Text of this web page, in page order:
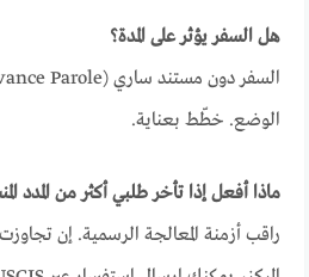
هل السفر يؤثر على المدة؟
الوضع. خطّط بعناية.
ماذا أفعل إذا تأخر طلبي أكثر من المدد
راقب أزمنة المعالجة الرسمية. إن